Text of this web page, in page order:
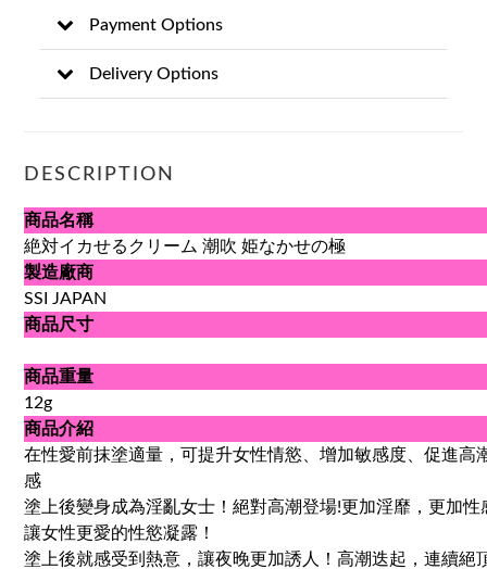
Payment Options
Delivery Options
DESCRIPTION
商品名稱
絶対イカせるクリーム 潮吹 姫なかせの極
製造廠商
SSI JAPAN
商品尺寸
商品重量
12g
商品介紹
在性愛前抹塗適量，可提升女性情慾、增加敏感度、促進高
感
塗上後變身成為淫亂女士！絕對高潮登場!更加淫靡，更加性
讓女性更愛的性慾凝露！
塗上後就感受到熱意，讓夜晚更加誘人！高潮迭起，連續絕